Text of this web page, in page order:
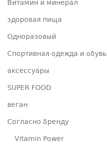
Витамин и минерал
здоровая пища
Одноразовый
Спортивная одежда и обувь
аксессуары
SUPER FOOD
веган
Согласно бренду
Vitamin Power